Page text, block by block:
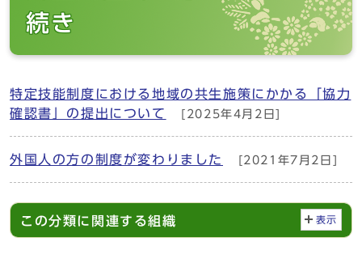
続き
特定技能制度における地域の共生施策にかかる「協力
確認書」の提出について
[2025年4月2日]
外国人の方の制度が変わりました [2021年7月2日]
この分類に関連する組織 表示